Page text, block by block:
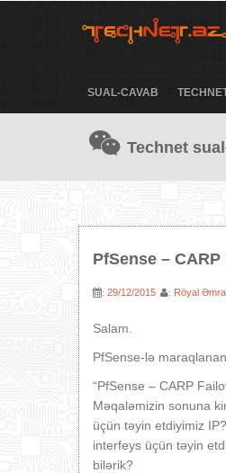
SUAL-CAVAB
Technet
PfSense –
: 29/12/2015 : Röyal
Salam.
PfSense-lə
“PfSense – CARP
Məqaləmizin sonuna
üçün təyin etdiyimiz
interfeys üçün təyin
bilərik?